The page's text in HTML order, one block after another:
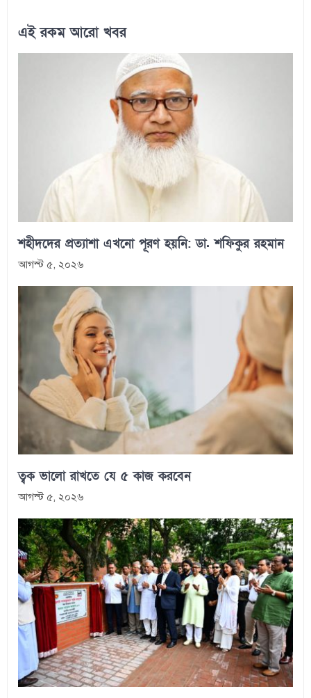
এই রকম আরো খবর
শহীদদের প্রত্যাশা এখনো পূরণ হয়নি: ডা. শফিকুর রহমান
আগস্ট ৫, ২০২৬
ত্বক ভালো রাখতে যে ৫ কাজ করবেন
আগস্ট ৫, ২০২৬